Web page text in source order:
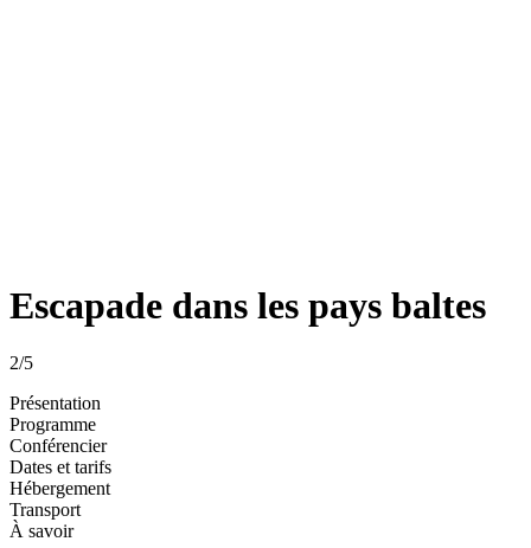
Escapade dans les pays baltes
2/5
Présentation
Programme
Conférencier
Dates et tarifs
Hébergement
Transport
À savoir